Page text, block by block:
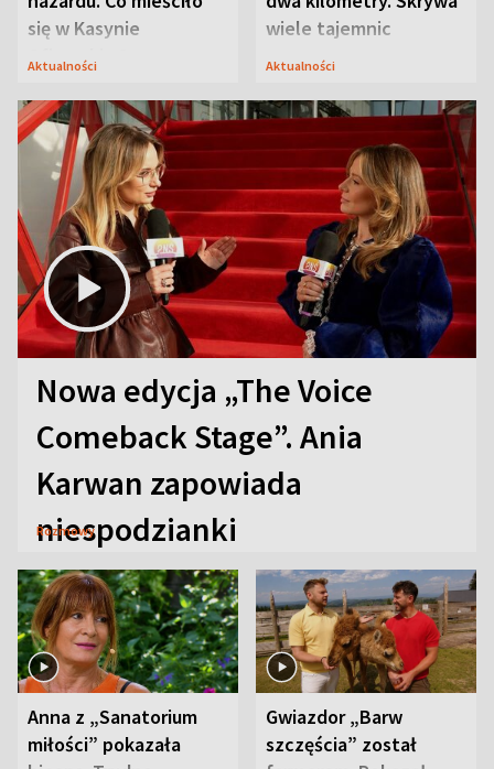
się w Kasynie
Oficerskim?
Aktualności
wiele tajemnic
Aktualności
Nowa edycja „The Voice
Comeback Stage”. Ania
Karwan zapowiada
niespodzianki
Rozmowy
Anna z „Sanatorium
miłości” pokazała
Gwiazdor „Barw
szczęścia” został